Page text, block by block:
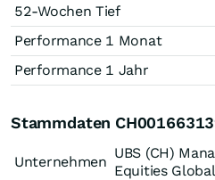
52-Wochen Tief
Performance 1 Monat
Performance 1 Jahr
Stammdaten
Unternehmen
UBS (CH)
Equities